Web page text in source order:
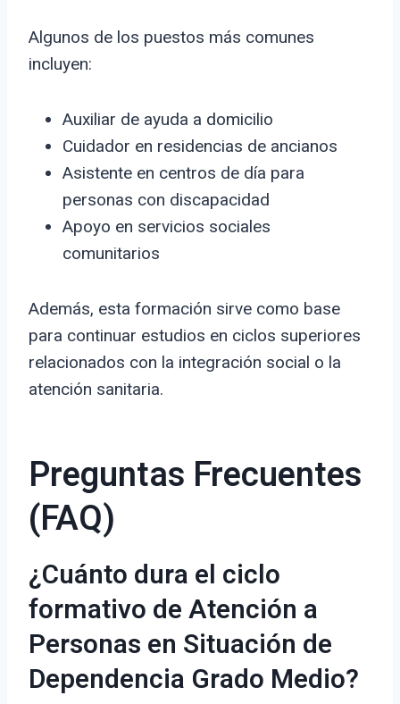
Algunos de los puestos más comunes
incluyen:
Auxiliar de ayuda a domicilio
Cuidador en residencias de ancianos
Asistente en centros de día para
personas con discapacidad
Apoyo en servicios sociales
comunitarios
Además, esta formación sirve como base
para continuar estudios en ciclos superiores
relacionados con la integración social o la
atención sanitaria.
Preguntas Frecuentes
(FAQ)
¿Cuánto dura el ciclo
formativo de Atención a
Personas en Situación de
Dependencia Grado Medio?